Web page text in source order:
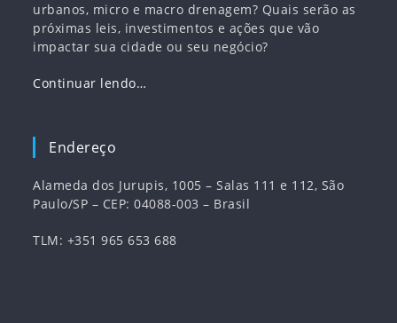
urbanos, micro e macro drenagem? Quais serão as
próximas leis, investimentos e ações que vão
impactar sua cidade ou seu negócio?
Continuar lendo…
Endereço
Alameda dos Jurupis, 1005 – Salas 111 e 112, São
Paulo/SP – CEP: 04088-003 – Brasil
TLM: +351 965 653 688